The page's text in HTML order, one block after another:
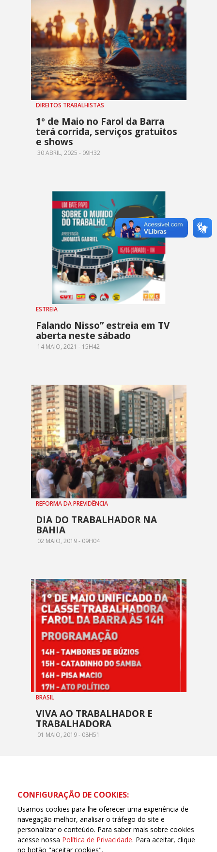
DIREITOS TRABALHISTAS
1º de Maio no Farol da Barra
terá corrida, serviços gratuitos
e shows
30 ABRIL, 2025 - 09H32
ESTREIA
Falando Nisso” estreia em TV
aberta neste sábado
14 MAIO, 2021 - 15H42
REFORMA DA PREVIDÊNCIA
DIA DO TRABALHADOR NA
BAHIA
02 MAIO, 2019 - 09H04
BRASIL
VIVA AO TRABALHADOR E
TRABALHADORA
01 MAIO, 2019 - 08H51
CONFIGURAÇÃO DE COOKIES:
Usamos cookies para lhe oferecer uma experiência de
navegação melhor, analisar o tráfego do site e
personalizar o conteúdo. Para saber mais sobre cookies
acesse nossa Política de Privacidade. Para aceitar, clique
no botão "aceitar cookies".